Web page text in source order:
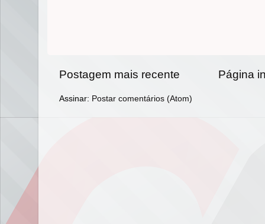
Postagem mais recente Página
Assinar: Postar comentários (Atom)